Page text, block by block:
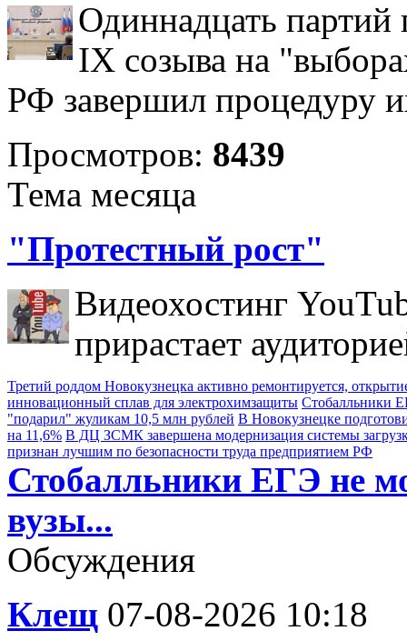
Одиннадцать партий
IX созыва на
РФ завершил процедуру
Просмотров: 8439
Тема месяца
"Протестный рост"
Видеохостинг
прирастает
Третий роддом Новокузнецка активно ремонтируется,
инновационный сплав для электрохимзащиты Стобалльники
"подарил" жуликам 10,5 млн рублей В Новокузнецке
на 11,6% В ДЦ ЗСМК завершена модернизация системы
признан лучшим по безопасности труда предприятием РФ
Стобалльники ЕГЭ не
вузы...
Обсуждения
Клещ 07-08-2026 10:18